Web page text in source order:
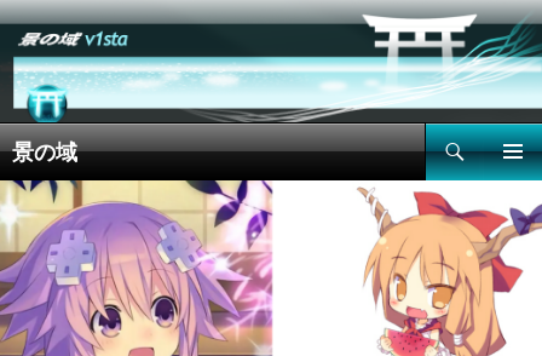
景の域
搜
索
至
正
文